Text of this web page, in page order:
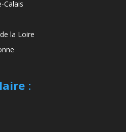
Calais
la Loire
: